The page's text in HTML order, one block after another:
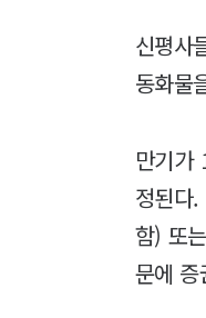
신평사
동화물
만기가
정된다
함) 또
문에 증